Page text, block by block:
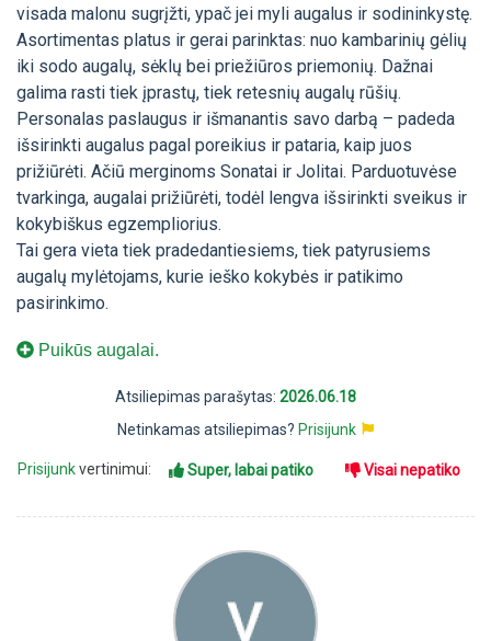
visada malonu sugrįžti, ypač jei myli augalus ir sodininkystę.
Asortimentas platus ir gerai parinktas: nuo kambarinių gėlių
iki sodo augalų, sėklų bei priežiūros priemonių. Dažnai
galima rasti tiek įprastų, tiek retesnių augalų rūšių.
Personalas paslaugus ir išmanantis savo darbą – padeda
išsirinkti augalus pagal poreikius ir pataria, kaip juos
prižiūrėti. Ačiū merginoms Sonatai ir Jolitai. Parduotuvėse
tvarkinga, augalai prižiūrėti, todėl lengva išsirinkti sveikus ir
kokybiškus egzempliorius.
Tai gera vieta tiek pradedantiesiems, tiek patyrusiems
augalų mylėtojams, kurie ieško kokybės ir patikimo
pasirinkimo.
Puikūs augalai.
Atsiliepimas parašytas: 2026.06.18
Netinkamas atsiliepimas? Prisijunk
Prisijunkvertinimui: Super, labai patiko Visai nepatiko